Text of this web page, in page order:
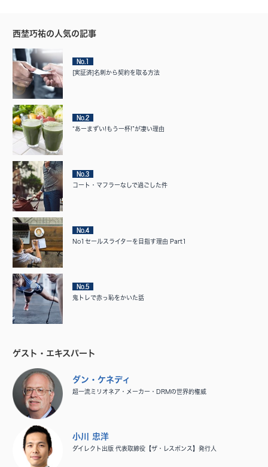
西埜巧祐の人気の記事
No.1
[実証済]名刺から契約を取る方法
No.2
“あーまずい!もう一杯!”が凄い理由
No.3
コート・マフラーなしで過ごした件
No.4
No1セールスライターを目指す理由 Part1
No.5
鬼トレで赤っ恥をかいた話
ゲスト・エキスパート
ダン・ケネディ
超一流ミリオネア・メーカー・DRMの世界的権威
小川 忠洋
ダイレクト出版 代表取締役【ザ・レスポンス】発行人